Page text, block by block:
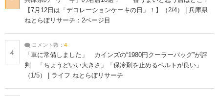
【7月12日は「デコレーションケーキの日」！】（2/4） | 兵庫県
ねとらぼリサーチ：2ページ目
4
コメント数： 4
「車に常備しました」 カインズの“1980円クーラーバッグ”が評
判 「ちょうどいい大きさ」「保冷剤を止めるベルトが良い」
（1/5） | ライフ ねとらぼリサーチ